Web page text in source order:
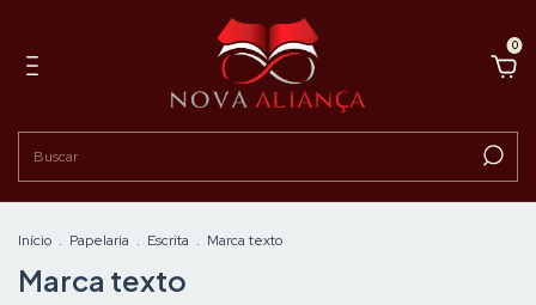
0
Início . Papelaria . Escrita . Marca texto
Marca texto